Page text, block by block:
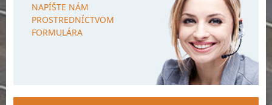
NAPÍŠTE NÁM
PROSTREDNÍCTVOM
FORMULÁRA